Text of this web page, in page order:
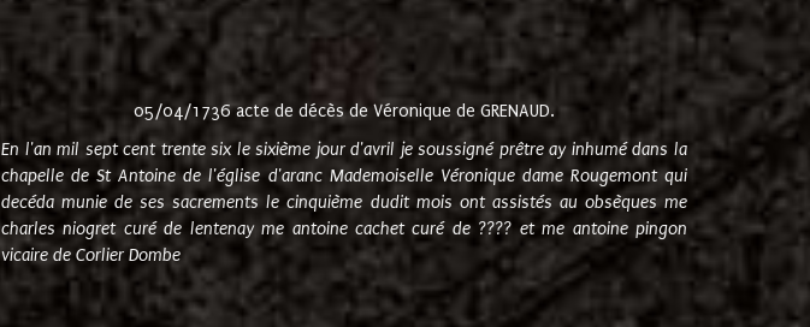
05/04/1736 acte de décès de Véronique de GRENAUD.
En l'an mil sept cent trente six le sixième jour d'avril je soussigné prêtre ay inhumé dans la
chapelle de St Antoine de l'église d'aranc Mademoiselle Véronique dame Rougemont qui
decéda munie de ses sacrements le cinquième dudit mois ont assistés au obsèques me
charles niogret curé de lentenay me antoine cachet curé de ???? et me antoine pingon
vicaire de Corlier Dombe